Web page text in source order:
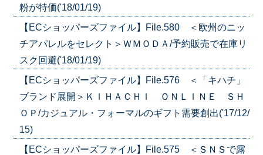
粉が特価('18/01/19)
【ECショッパーズファイル】File.580 ＜欧州のニッ
チアパレルをセレクト＞ＷＭＯＤＡ/予約販売で在庫リ
スク回避('18/01/19)
【ECショッパーズファイル】File.576 ＜「キハチ」
ブランド展開＞ＫＩＨＡＣＨＩ ＯＮＬＩＮＥ ＳＨ
ＯＰ/カジュアル・フォーマルのギフト需要創出('17/12/
15)
【ECショッパーズファイル】File.575 ＜ＳＮＳで露